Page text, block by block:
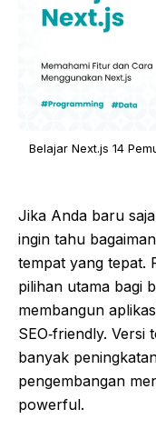
Belajar Next.js 14
Jika Anda baru
ingin tahu
tempat yang tepat.
pilihan utama bagi
membangun
SEO‑friendly.
banyak
pengembangan
powerful.